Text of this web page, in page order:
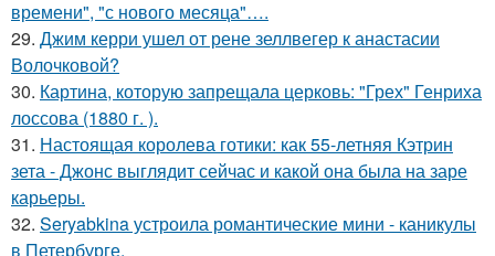
времени", "с нового месяца"….
29. Джим керри ушел от рене зеллвегер к анастасии
Волочковой?
30. Картина, которую запрещала церковь: "Грех" Генриха
лоссова (1880 г. ).
31. Настоящая королева готики: как 55-летняя Кэтрин
зета - Джонс выглядит сейчас и какой она была на заре
карьеры.
32. Seryabkina устроила романтические мини - каникулы
в Петербурге.